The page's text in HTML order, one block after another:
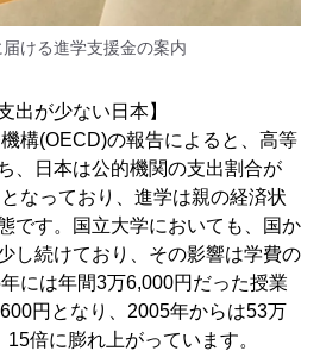
ける進学支援金の案内
出が少ない日本】
構(OECD)の報告によると、高等
、日本は公的機関の支出割合が
なっており、進学は親の経済状
です。国立大学においても、国か
し続けており、その影響は学費の
には年間3万6,000円だった授業
円となり、2005年からは53万
倍に膨れ上がっています。